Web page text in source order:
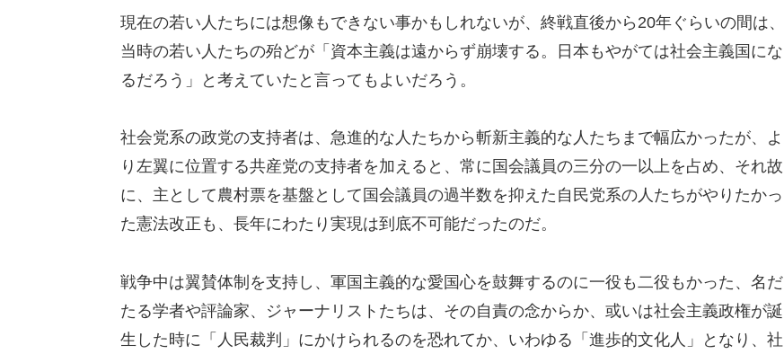
現在の若い人たちには想像もできない事かもしれないが、終戦直後から20年ぐらいの間は、
当時の若い人たちの殆どが「資本主義は遠からず崩壊する。日本もやがては社会主義国にな
るだろう」と考えていたと言ってもよいだろう。
社会党系の政党の支持者は、急進的な人たちから斬新主義的な人たちまで幅広かったが、よ
り左翼に位置する共産党の支持者を加えると、常に国会議員の三分の一以上を占め、それ故
に、主として農村票を基盤として国会議員の過半数を抑えた自民党系の人たちがやりたかっ
た憲法改正も、長年にわたり実現は到底不可能だったのだ。
戦争中は翼賛体制を支持し、軍国主義的な愛国心を鼓舞するのに一役も二役もかった、名だ
たる学者や評論家、ジャーナリストたちは、その自責の念からか、或いは社会主義政権が誕
生した時に「人民裁判」にかけられるのを恐れてか、いわゆる「進歩的文化人」となり、社